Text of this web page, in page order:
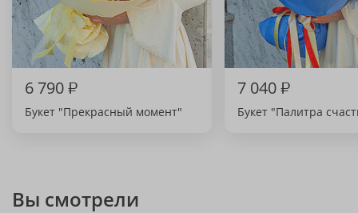
6 790₽
Букет "Прекрасный момент"
7 040₽
Букет "Палитра
Вы смотрели